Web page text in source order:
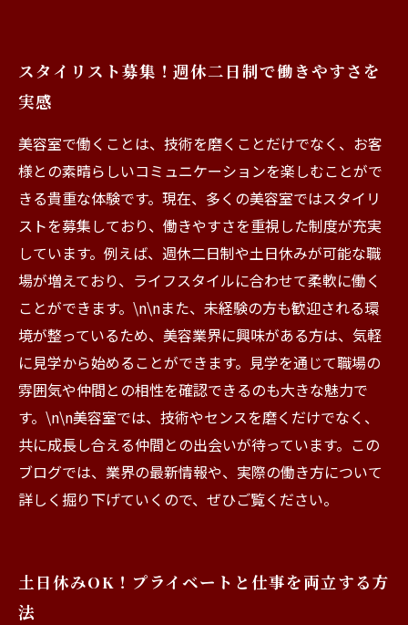
スタイリスト募集！週休二日制で働きやすさを
実感
美容室で働くことは、技術を磨くことだけでなく、お客
様との素晴らしいコミュニケーションを楽しむことがで
きる貴重な体験です。現在、多くの美容室ではスタイリ
ストを募集しており、働きやすさを重視した制度が充実
しています。例えば、週休二日制や土日休みが可能な職
場が増えており、ライフスタイルに合わせて柔軟に働く
ことができます。\n\nまた、未経験の方も歓迎される環
境が整っているため、美容業界に興味がある方は、気軽
に見学から始めることができます。見学を通じて職場の
雰囲気や仲間との相性を確認できるのも大きな魅力で
す。\n\n美容室では、技術やセンスを磨くだけでなく、
共に成長し合える仲間との出会いが待っています。この
ブログでは、業界の最新情報や、実際の働き方について
詳しく掘り下げていくので、ぜひご覧ください。
土日休みOK！プライベートと仕事を両立する方
法